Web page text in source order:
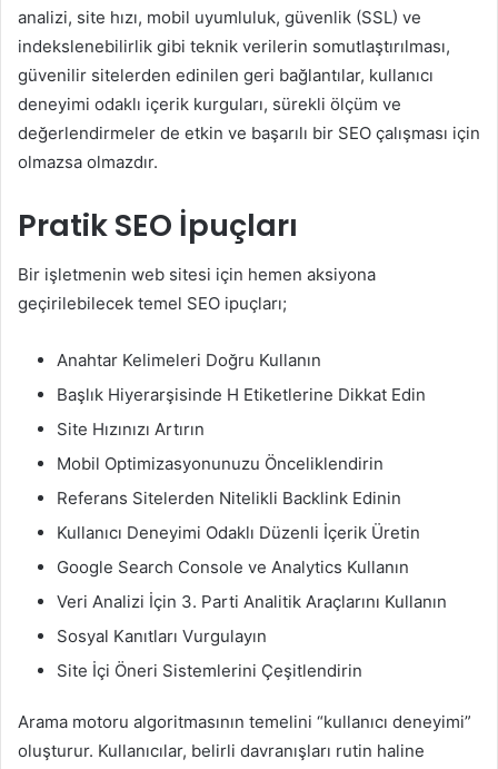
analizi, site hızı, mobil uyumluluk, güvenlik (SSL) ve
indekslenebilirlik gibi teknik verilerin somutlaştırılması,
güvenilir sitelerden edinilen geri bağlantılar, kullanıcı
deneyimi odaklı içerik kurguları, sürekli ölçüm ve
değerlendirmeler de etkin ve başarılı bir SEO çalışması için
olmazsa olmazdır.
Pratik SEO İpuçları
Bir işletmenin web sitesi için hemen aksiyona
geçirilebilecek temel SEO ipuçları;
Anahtar Kelimeleri Doğru Kullanın
Başlık Hiyerarşisinde H Etiketlerine Dikkat Edin
Site Hızınızı Artırın
Mobil Optimizasyonunuzu Önceliklendirin
Referans Sitelerden Nitelikli Backlink Edinin
Kullanıcı Deneyimi Odaklı Düzenli İçerik Üretin
Google Search Console ve Analytics Kullanın
Veri Analizi İçin 3. Parti Analitik Araçlarını Kullanın
Sosyal Kanıtları Vurgulayın
Site İçi Öneri Sistemlerini Çeşitlendirin
Arama motoru algoritmasının temelini “kullanıcı deneyimi”
oluşturur. Kullanıcılar, belirli davranışları rutin haline